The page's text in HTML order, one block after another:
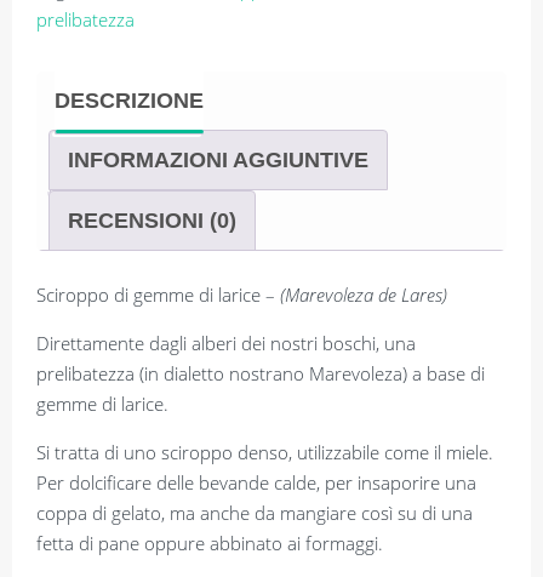
di
di
quantità
prelibatezza
DESCRIZIONE
INFORMAZIONI AGGIUNTIVE
RECENSIONI (0)
Sciroppo di gemme di larice – (Marevoleza de Lares)
Direttamente dagli alberi dei nostri boschi, una
prelibatezza (in dialetto nostrano Marevoleza) a base di
gemme di larice.
Si tratta di uno sciroppo denso, utilizzabile come il miele.
Per dolcificare delle bevande calde, per insaporire una
coppa di gelato, ma anche da mangiare così su di una
fetta di pane oppure abbinato ai formaggi.